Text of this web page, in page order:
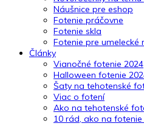
Náušnice pre eshop
Fotenie práčovne
Fotenie skla
Fotenie pre umelecké
Články
Vianočné fotenie 2024
Halloween fotenie
Šaty na tehotenské
Viac o fotení
Ako na tehotenské
10 rád, ako na